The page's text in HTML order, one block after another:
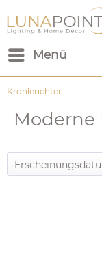
Menü
Kronleuchter